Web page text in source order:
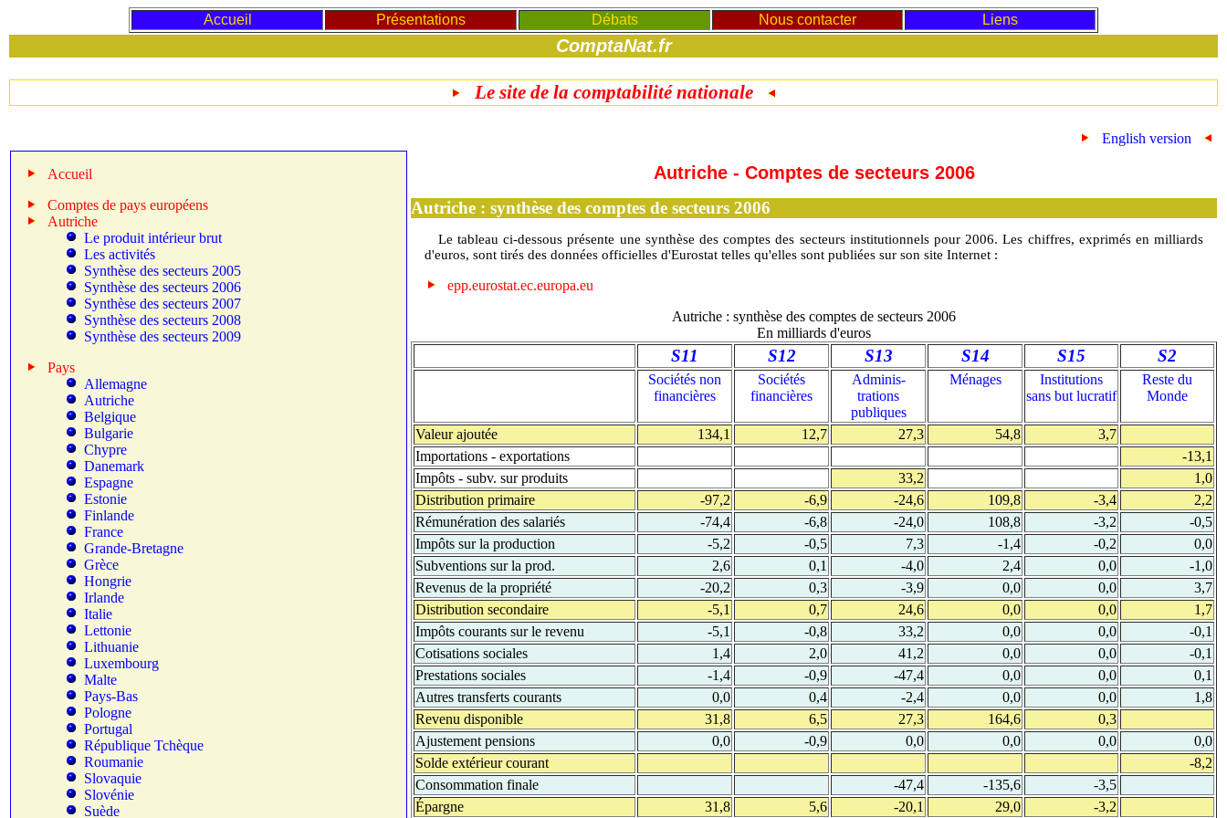
Accueil Présentations Débats Nous contacter Liens
ComptaNat.fr
Le site de la comptabilité nationale
English version
Accueil
Comptes de pays européens
Autriche
Le produit intérieur brut
Les activités
Synthèse des secteurs 2005
Synthèse des secteurs 2006
Synthèse des secteurs 2007
Synthèse des secteurs 2008
Synthèse des secteurs 2009
Pays
Allemagne
Autriche
Belgique
Bulgarie
Chypre
Danemark
Espagne
Estonie
Finlande
France
Grande-Bretagne
Grèce
Hongrie
Irlande
Italie
Lettonie
Lithuanie
Luxembourg
Malte
Pays-Bas
Pologne
Portugal
République Tchèque
Roumanie
Slovaquie
Slovénie
Suède
Autriche - Comptes de secteurs 2006
Autriche : synthèse des comptes de secteurs 2006
Le tableau ci-dessous présente une synthèse des comptes des secteurs institutionnels pour 2006. Les chiffres, exprimés en milliards
d'euros, sont tirés des données officielles d'Eurostat telles qu'elles sont publiées sur son site Internet :
epp.eurostat.ec.europa.eu
Autriche : synthèse des comptes de secteurs 2006
En milliards d'euros
S11 S12 S13 S14 S15 S2
Sociétés non
financières
Sociétés
financières
Adminis-
trations
publiques
Ménages
Institutions
sans but lucratif
Reste du
Monde
Valeur ajoutée 134,1 12,7 27,3 54,8
3,7
Importations - exportations
-13,1
Impôts - subv. sur produits
33,2
1,0
Distribution primaire
-97,2 -6,9 -24,6 109,8 -3,4
2,2
Rémunération des salariés
-74,4 -6,8 -24,0 108,8 -3,2
-0,5
Impôts sur la production
-5,2 -0,5 7,3 -1,4 -0,2
0,0
Subventions sur la prod.
2,6 0,1 -4,0 2,4 0,0
-1,0
Revenus de la propriété
-20,2 0,3 -3,9 0,0 0,0
3,7
Distribution secondaire
-5,1 0,7 24,6 0,0 0,0
1,7
Impôts courants sur le revenu
-5,1 -0,8 33,2 0,0 0,0
-0,1
Cotisations sociales
1,4 2,0 41,2 0,0 0,0
-0,1
Prestations sociales
-1,4 -0,9 -47,4 0,0 0,0
0,1
Autres transferts courants
0,0 0,4 -2,4 0,0 0,0
1,8
Revenu disponible
31,8 6,5 27,3 164,6
0,3
Ajustement pensions
0,0 -0,9 0,0 0,0 0,0
0,0
Solde extérieur courant
-8,2
Consommation finale
-47,4 -135,6
-3,5
Épargne
31,8 5,6 -20,1 29,0 -3,2